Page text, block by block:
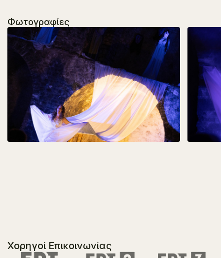
Φωτογραφίες
Χορηγοί Επικοινωνίας